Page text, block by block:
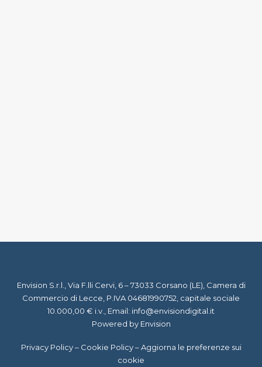
Envision S.r.l., Via F.lli Cervi, 6 – 73033 Corsano (LE), Camera di
Commercio di Lecce, P.IVA 04681990752, capitale sociale
10.000,00 € i.v., Email: info@envisiondigital.it
Powered by Envision
Privacy Policy– Cookie Policy–Aggiorna le preferenze sui
cookie